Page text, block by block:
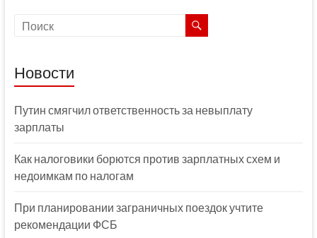
Новости
Путин смягчил ответственность за невыплату
зарплаты
Как налоговики борются против зарплатных схем и
недоимкам по налогам
При планировании заграничных поездок учтите
рекомендации ФСБ